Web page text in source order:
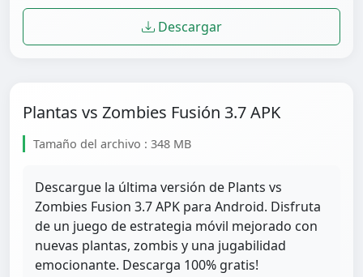
Descargar
Plantas vs Zombies Fusión 3.7 APK
Tamaño del archivo : 348 MB
Descargue la última versión de Plants vs
Zombies Fusion 3.7 APK para Android. Disfruta
de un juego de estrategia móvil mejorado con
nuevas plantas, zombis y una jugabilidad
emocionante. Descarga 100% gratis!